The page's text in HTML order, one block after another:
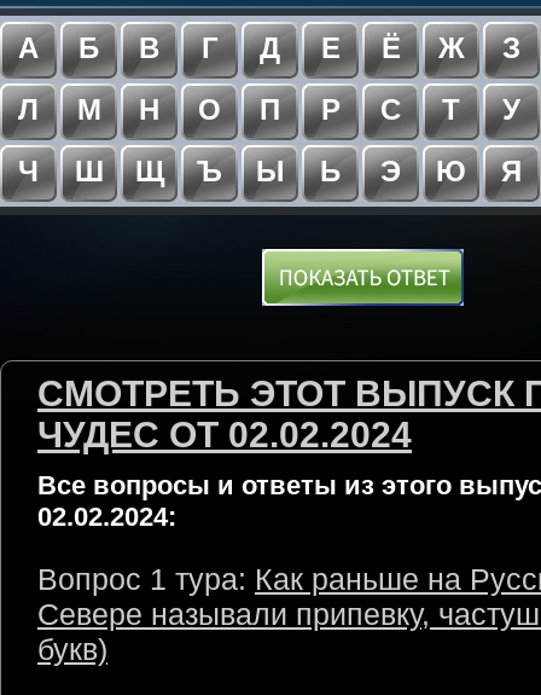
А
Б В Г Д Е Ё Ж
З
Л
М Н О П Р С Т
У
Ч
Ш Щ Ъ Ы Ь Э Ю Я
СМОТРЕТЬ ЭТОТ ВЫПУСК
ЧУДЕС ОТ 02.02.2024
Все вопросы и ответы из этого
02.02.2024:
Вопрос 1 тура: Как раньше на
Севере называли припевку,
букв)